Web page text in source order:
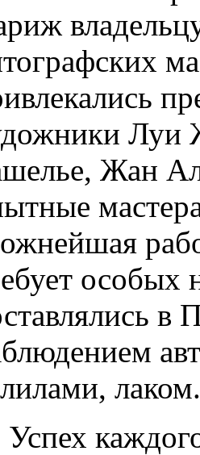
Луи
Жан
особых
в
лаком.
Успех